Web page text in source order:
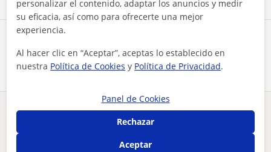
¿Hay algún error en este perfil?
Coaching Sevilla
personalizar el contenido, adaptar los anuncios y medir
su eficacia, así como para ofrecerte una mejor
experiencia.
Al hacer clic en “Aceptar”, aceptas lo establecido en
nuestra Política de Cookies y Política de Privacidad.
Panel de Cookies
Rechazar
Aceptar